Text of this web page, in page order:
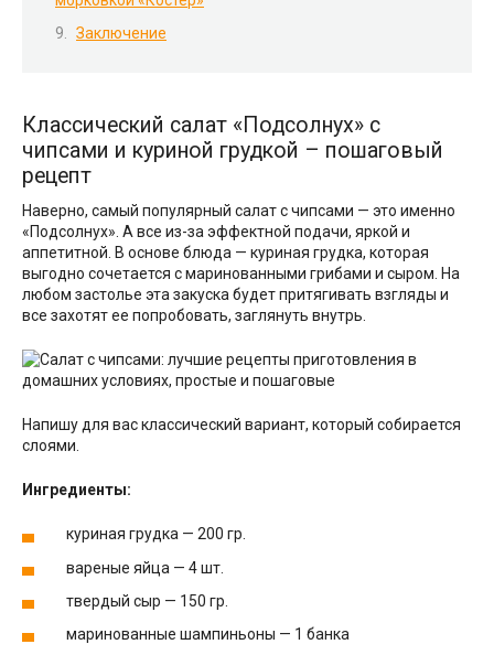
Заключение
Классический салат «Подсолнух» с
чипсами и куриной грудкой – пошаговый
рецепт
Наверно, самый популярный салат с чипсами — это именно
«Подсолнух». А все из-за эффектной подачи, яркой и
аппетитной. В основе блюда — куриная грудка, которая
выгодно сочетается с маринованными грибами и сыром. На
любом застолье эта закуска будет притягивать взгляды и
все захотят ее попробовать, заглянуть внутрь.
Напишу для вас классический вариант, который собирается
слоями.
Ингредиенты:
куриная грудка — 200 гр.
вареные яйца — 4 шт.
твердый сыр — 150 гр.
маринованные шампиньоны — 1 банка